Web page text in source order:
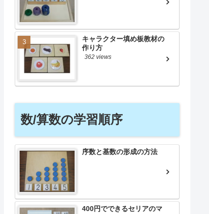
キャラクター填め板教材の
作り方
362 views
数/算数の学習順序
序数と基数の形成の方法
400円でできるセリアのマ